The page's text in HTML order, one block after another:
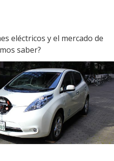
eléctricos y el mercado de
saber?